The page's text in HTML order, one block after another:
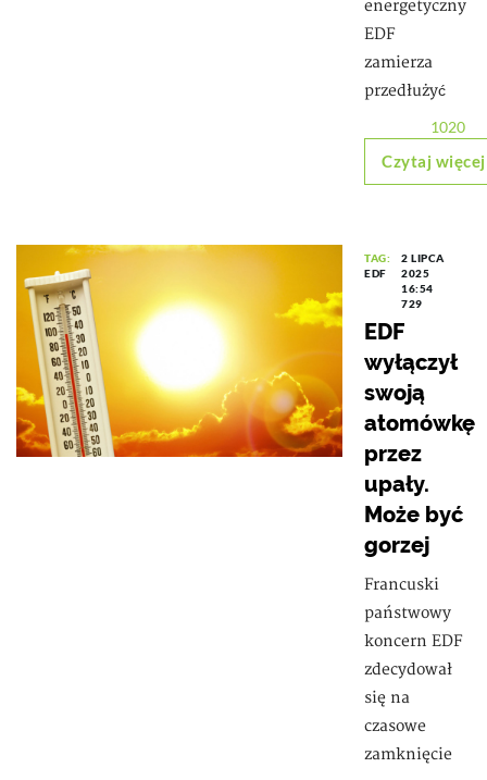
energetyczny
EDF
zamierza
przedłużyć
1020
Czytaj więcej
TAG:
EDF
2 LIPCA
2025
16:54
729
EDF
wyłączył
swoją
atomówkę
przez
upały.
Może być
gorzej
Francuski
państwowy
koncern EDF
zdecydował
się na
czasowe
zamknięcie